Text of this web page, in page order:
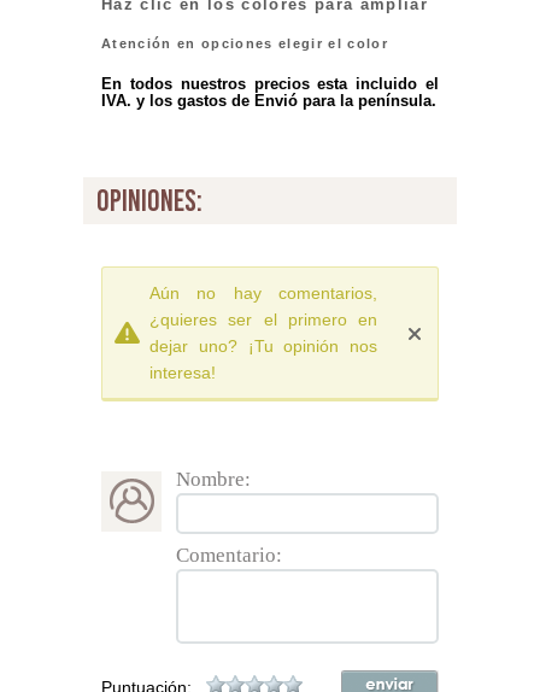
Haz clic en los colores para ampliar
Atención en opciones elegir el color
En todos nuestros precios esta incluido el
IVA. y los gastos de Envió para la península.
opiniones:
Aún no hay comentarios,
¿quieres ser el primero en
dejar uno? ¡Tu opinión nos
interesa!
Nombre:
Comentario:
Puntuación: